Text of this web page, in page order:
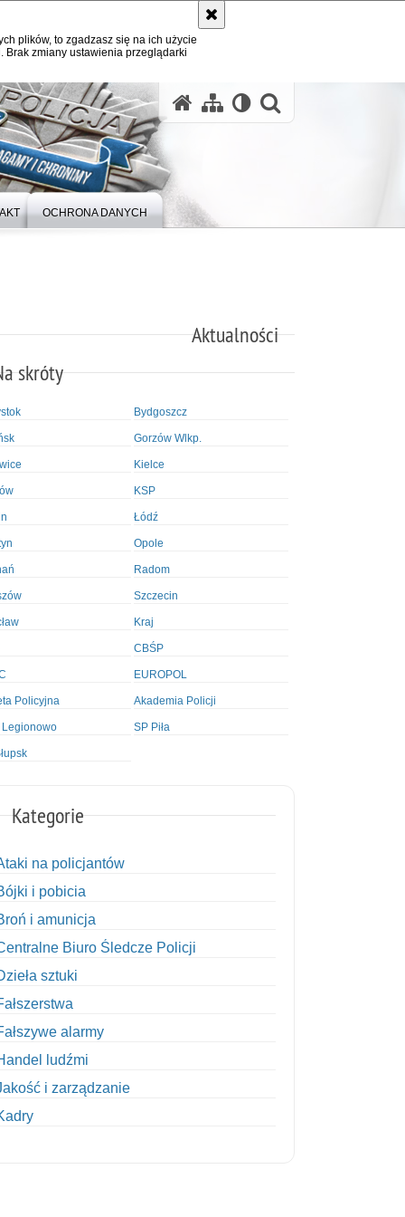
plików, to zgadzasz się na ich użycie
zmiany ustawienia przeglądarki
OCHRONA DANYCH
Aktualności
skróty
Bydgoszcz
Gorzów Wlkp.
Kielce
KSP
Łódź
Opole
Radom
Szczecin
Kraj
CBŚP
EUROPOL
Policyjna Akademia Policji
Legionowo SP Piła
Kategorie
na policjantów
i pobicia
i amunicja
Biuro Śledcze Policji
sztuki
alarmy
ludźmi
i zarządzanie